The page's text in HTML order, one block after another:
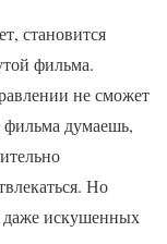
становится
фильма.
не сможет
думаешь,
Но
даже искушенных